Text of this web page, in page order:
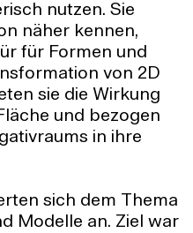
nutzen. Sie
näher kennen,
für Formen und
von 2D
sie die Wirkung
und bezogen
in ihre
sich dem Thema
Modelle an. Ziel war